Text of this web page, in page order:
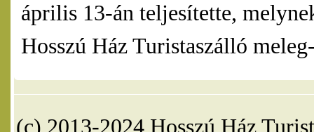
április 13-án teljesítette,
Hosszú Ház Turistaszálló
(c) 2013-2024 Hosszú Ház